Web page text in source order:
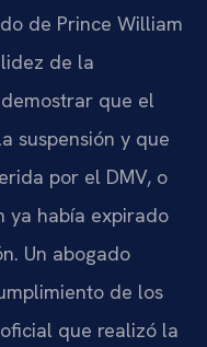
de Prince William
de la
que el
suspensión y que
por el DMV, o
ya había expirado
Un abogado
de los
que realizó la